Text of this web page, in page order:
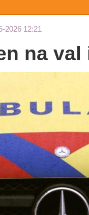
2026 12:21
na